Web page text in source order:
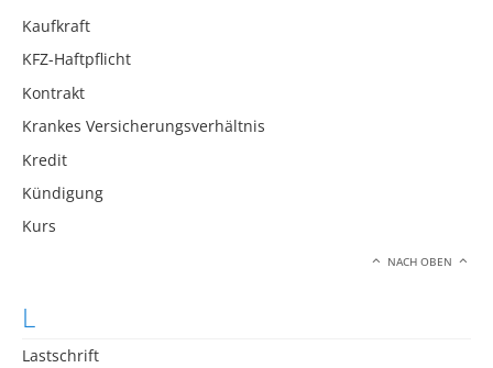
Kaufkraft
KFZ-Haftpflicht
Kontrakt
Krankes Versicherungsverhältnis
Kredit
Kündigung
Kurs
NACH OBEN
L
Lastschrift